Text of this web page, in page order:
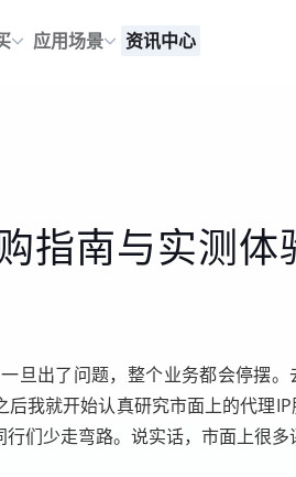
应用场景 资讯中心
指南与实测体
出了问题，整个业务都会停摆
我就开始认真研究市面上的代理
们少走弯路。说实话，市面上很